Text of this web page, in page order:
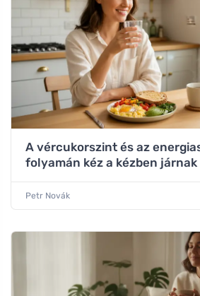
A vércukorszint és az
folyamán kéz a kézben járnak
Petr Novák